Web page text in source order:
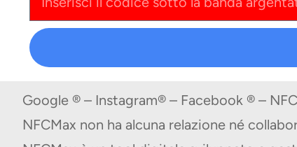
Google ® – Instagram® – Facebook ® –
NFCMax non ha alcuna relazione né